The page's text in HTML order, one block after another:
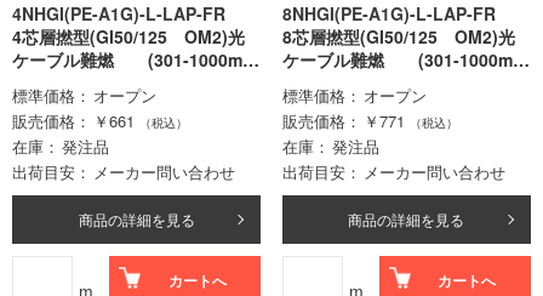
4NHGI(PE-A1G)-L-LAP-FR
4芯層撚型(GI50/125 OM2)光
ケーブル難燃 (301-1000m-
ロット価格)
標準価格
オープン
販売価格
￥661 （税込）
在庫
発注品
出荷目安
メーカー問い合わせ
商品の詳細を見る
m カートへ
8NHGI(PE-A1G)-L-LAP-FR
8芯層撚型(GI50/125 OM2)光
ケーブル難燃 (301-1000m-
ロット価格)
標準価格
オープン
販売価格
￥771 （税込）
在庫
発注品
出荷目安
メーカー問い合わせ
商品の詳細を見る
m カートへ